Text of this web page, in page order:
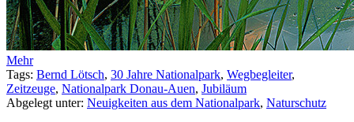
Mehr
Tags: Bernd Lötsch, 30 Jahre Nationalpark, Wegbegleiter,
Zeitzeuge, Nationalpark Donau-Auen, Jubiläum
Abgelegt unter: Neuigkeiten aus dem Nationalpark, Naturschutz